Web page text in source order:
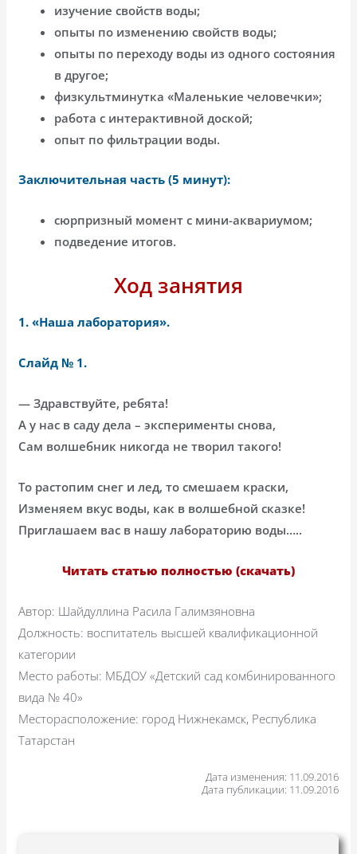
изучение свойств воды;
опыты по изменению свойств воды;
опыты по переходу воды из одного состояния
в другое;
физкультминутка «Маленькие человечки»;
работа с интерактивной доской;
опыт по фильтрации воды.
Заключительная часть (5 минут):
сюрпризный момент с мини-аквариумом;
подведение итогов.
Ход занятия
1. «Наша лаборатория».
Слайд № 1.
— Здравствуйте, ребята!
А у нас в саду дела – эксперименты снова,
Сам волшебник никогда не творил такого!
То растопим снег и лед, то смешаем краски,
Изменяем вкус воды, как в волшебной сказке!
Приглашаем вас в нашу лабораторию воды…..
Читать статью полностью (скачать)
Автор: Шайдуллина Расила Галимзяновна
Должность: воспитатель высшей квалификационной
категории
Место работы: МБДОУ «Детский сад комбинированного
вида № 40»
Месторасположение: город Нижнекамск, Республика
Татарстан
Дата изменения: 11.09.2016
Дата публикации: 11.09.2016